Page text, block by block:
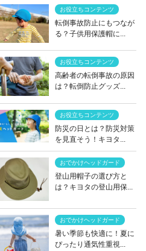
お役立ちコンテンツ
転倒事故防止にもつなが
る？子供用保護帽に...
お役立ちコンテンツ
高齢者の転倒事故の原因
は？転倒防止グッズ...
お役立ちコンテンツ
防災の日とは？防災対策
を見直そう！キヨタ...
おでかけヘッドガード
登山用帽子の選び方と
は？キヨタの登山用保...
おでかけヘッドガード
暑い季節も快適に！夏に
ぴったり通気性重視...